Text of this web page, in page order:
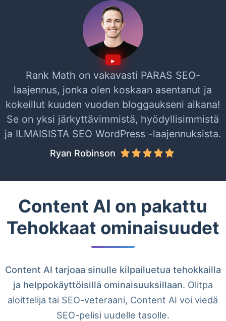
Rank Math on vakavasti PARAS SEO-
laajennus, jonka olen koskaan asentanut ja
kokeillut kuuden vuoden bloggaukseni aikana!
Se on yksi järkyttävimmistä, hyödyllisimmistä
ja ILMAISISTA SEO WordPress -laajennuksista.
Ryan Robinson
Content AI on pakattu
Tehokkaat ominaisuudet
Content AI tarjoaa sinulle kilpailuetua tehokkailla
ja helppokäyttöisillä ominaisuuksillaan. Olitpa
aloittelija tai SEO-veteraani, Content AI voi viedä
SEO-pelisi uudelle tasolle.